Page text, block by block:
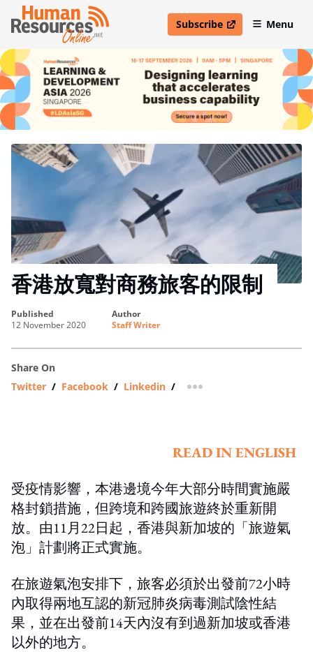
Subscribe
open in new windowMenu
香港放寬對商務旅客的限制
published
12 November 2020
author
Staff Writer
Share On
Twitter / Facebook / Linkedin / more sharing option
READ IN ENGLISH
受疫情影響，本港邊境今年大部分時間實施嚴
格封鎖措施，但跨境和跨國旅遊終於重新開
放。由11月22日起，香港與新加坡的「旅遊氣
泡」計劃將正式實施。
在旅遊氣泡安排下，旅客必須於出發前72小時
內取得兩地互認的新冠肺炎病毒測試陰性結
果，並在出發前14天內沒有到過新加坡或香港
以外的地方。